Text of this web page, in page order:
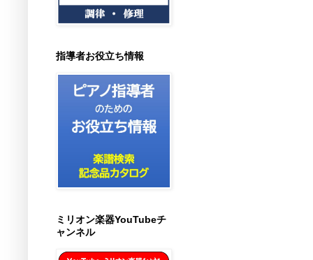
指導者お役立ち情報
ミリオン楽器YouTubeチ
ャンネル